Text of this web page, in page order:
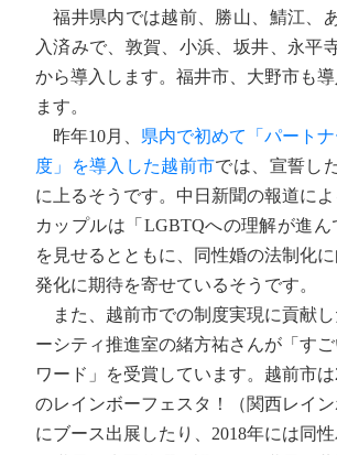
福井県内では越前、勝山、鯖江、
入済みで、敦賀、小浜、坂井、永平
から導入します。福井市、大野市も
ます。
昨年10月、 県内で初めて「パート
度」を導入した越前市では、宣誓し
に上るそうです。中日新聞の報道に
カップルは「LGBTQへの理解が進
を見せるとともに、同性婚の法制化
発化に期待を寄せているそうです。
また、越前市での制度実現に貢献
ーシティ推進室の緒方祐さんが「す
ワード」を受賞しています。越前市は
のレインボーフェスタ！（関西レイン
にブース出展したり、2018年には同